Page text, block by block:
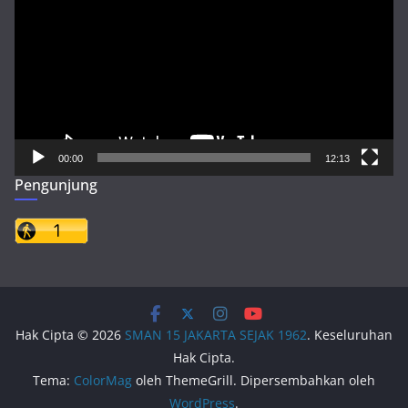
00:00 12:13
Pengunjung
Hak Cipta © 2026 SMAN 15 JAKARTA SEJAK 1962. Keseluruhan
Hak Cipta.
Tema: ColorMag oleh ThemeGrill. Dipersembahkan oleh
WordPress.